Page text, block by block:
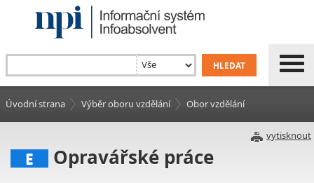
Úvodní strana Výběr oboru vzdělání Obor vzdělání
vytisknout
E Opravářské práce